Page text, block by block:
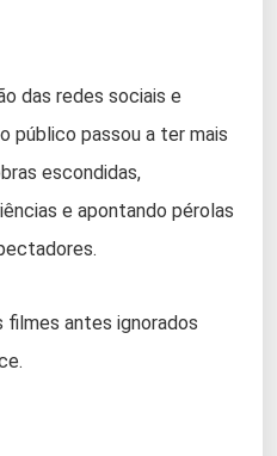
das redes sociais e
público passou a ter mais
escondidas,
e apontando pérolas
filmes antes ignorados